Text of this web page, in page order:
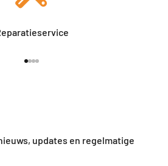
updates en regelmatige